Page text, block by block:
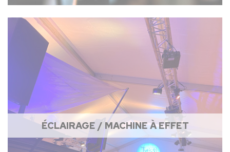
ÉCLAIRAGE / MACHINE À EFFET